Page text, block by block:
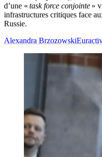
d’une « task force conjointe »
infrastructures critiques face
Russie.
Alexandra Brzozowski